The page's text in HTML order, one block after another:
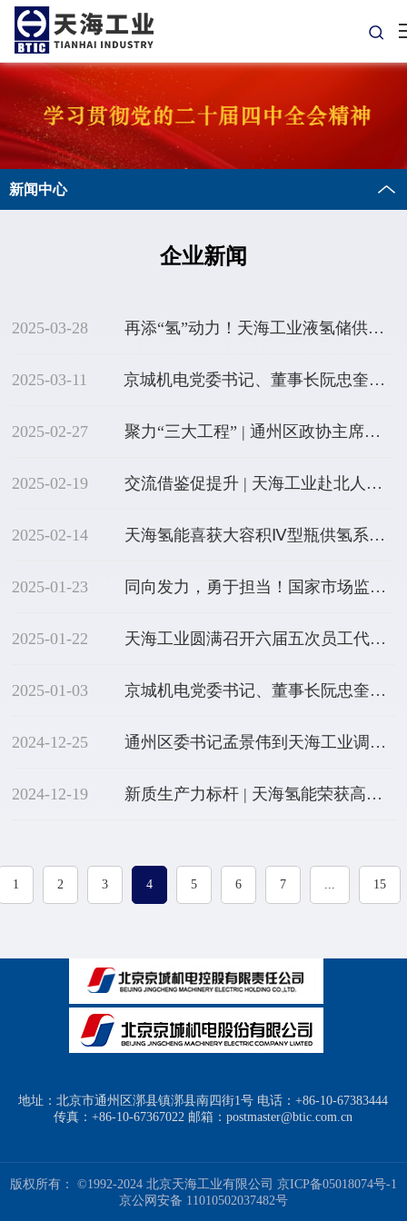
新闻中心
企业新闻
2025-03-28 再添“氢”动力！天海工业液氢储供系统硬核赋能液氢重卡亮相2025中关村论坛
2025-03-11 京城机电党委书记、董事长阮忠奎一行到天津天海调研
2025-02-27 聚力“三大工程” | 通州区政协主席张德启一行到天海工业专题调研
2025-02-19 交流借鉴促提升 | 天海工业赴北人智能开展6S管理参观交流活动
2025-02-14 天海氢能喜获大容积Ⅳ型瓶供氢系统订单
2025-01-23 同向发力，勇于担当！国家市场监督管理总局标准技术司给天海工业寄来感谢信
2025-01-22 天海工业圆满召开六届五次员工代表大会暨2025年工作会
2025-01-03 京城机电党委书记、董事长阮忠奎调研天海工业新年开局工作
2024-12-25 通州区委书记孟景伟到天海工业调研时强调，开拓增长点、打造新优势，全力跑出产业高质量发展“加速度”
2024-12-19 新质生产力标杆 | 天海氢能荣获高工氢电“高工金球奖——2024年度企业”
1 2 3 4 5 6 7 15
地址：北京市通州区漷县镇漷县南四街1号 电话：+86-10-67383444
传真：+86-10-67367022 邮箱：postmaster@btic.com.cn
版权所有： ©1992-2024 北京天海工业有限公司 京ICP备05018074号-1
京公网安备 11010502037482号